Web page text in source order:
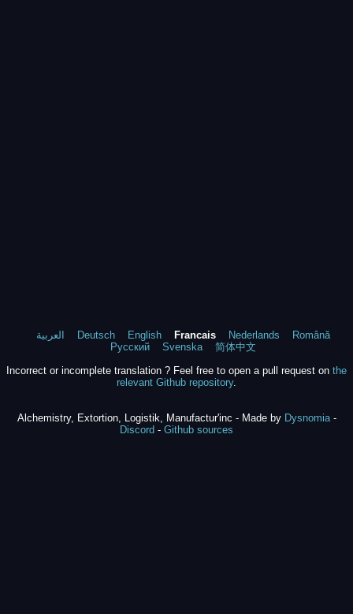
العربية Deutsch English Francais Nederlands
Română
Русский
Svenska
简体中文
Incorrect or incomplete translation ? Feel free to open a pull request on the
relevant Github repository.
Alchemistry, Extortion, Logistik, Manufactur'inc - Made by Dysnomia-
Discord - Github sources